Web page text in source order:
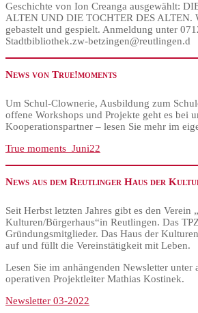
Geschichte von Ion Creanga ausgewählt:
ALTEN UND DIE TOCHTER DES ALTEN.
gebastelt und gespielt. Anmeldung unter
Stadtbibliothek.zw-betzingen@reutlingen.d
News von True!moments
Um Schul-Clownerie, Ausbildung zum
offene Workshops und Projekte geht es bei
Kooperationspartner – lesen Sie mehr im
True moments_Juni22
News aus dem Reutlinger Haus der
Seit Herbst letzten Jahres gibt es den Verein
Kulturen/Bürgerhaus“in Reutlingen. Das
Gründungsmitglieder. Das Haus der
auf und füllt die Vereinstätigkeit mit Leben.
Lesen Sie im anhängenden Newsletter unter
operativen Projektleiter Mathias Kostinek.
Newsletter 03-2022